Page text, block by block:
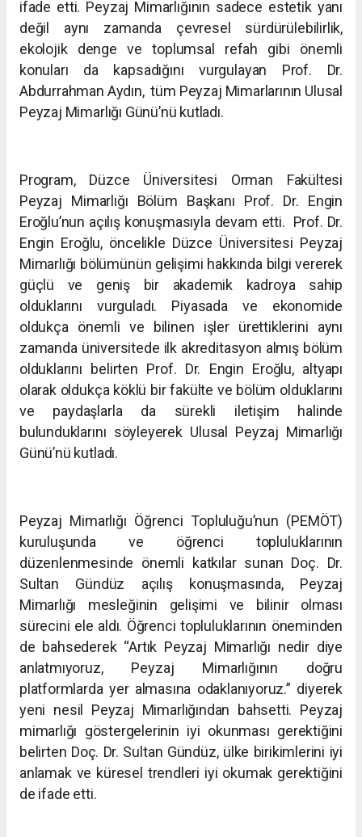
ifade etti. Peyzaj Mimarlığının sadece estetik yanı
değil aynı zamanda çevresel sürdürülebilirlik,
ekolojik denge ve toplumsal refah gibi önemli
konuları da kapsadığını vurgulayan Prof. Dr.
Abdurrahman Aydın, tüm Peyzaj Mimarlarının Ulusal
Peyzaj Mimarlığı Günü’nü kutladı.
Program, Düzce Üniversitesi Orman Fakültesi
Peyzaj Mimarlığı Bölüm Başkanı Prof. Dr. Engin
Eroğlu’nun açılış konuşmasıyla devam etti. Prof. Dr.
Engin Eroğlu, öncelikle Düzce Üniversitesi Peyzaj
Mimarlığı bölümünün gelişimi hakkında bilgi vererek
güçlü ve geniş bir akademik kadroya sahip
olduklarını vurguladı. Piyasada ve ekonomide
oldukça önemli ve bilinen işler ürettiklerini aynı
zamanda üniversitede ilk akreditasyon almış bölüm
olduklarını belirten Prof. Dr. Engin Eroğlu, altyapı
olarak oldukça köklü bir fakülte ve bölüm olduklarını
ve paydaşlarla da sürekli iletişim halinde
bulunduklarını söyleyerek Ulusal Peyzaj Mimarlığı
Günü’nü kutladı.
Peyzaj Mimarlığı Öğrenci Topluluğu’nun (PEMÖT)
kuruluşunda ve öğrenci topluluklarının
düzenlenmesinde önemli katkılar sunan Doç. Dr.
Sultan Gündüz açılış konuşmasında, Peyzaj
Mimarlığı mesleğinin gelişimi ve bilinir olması
sürecini ele aldı. Öğrenci topluluklarının öneminden
de bahsederek “Artık Peyzaj Mimarlığı nedir diye
anlatmıyoruz, Peyzaj Mimarlığının doğru
platformlarda yer almasına odaklanıyoruz.” diyerek
yeni nesil Peyzaj Mimarlığından bahsetti. Peyzaj
mimarlığı göstergelerinin iyi okunması gerektiğini
belirten Doç. Dr. Sultan Gündüz, ülke birikimlerini iyi
anlamak ve küresel trendleri iyi okumak gerektiğini
de ifade etti.